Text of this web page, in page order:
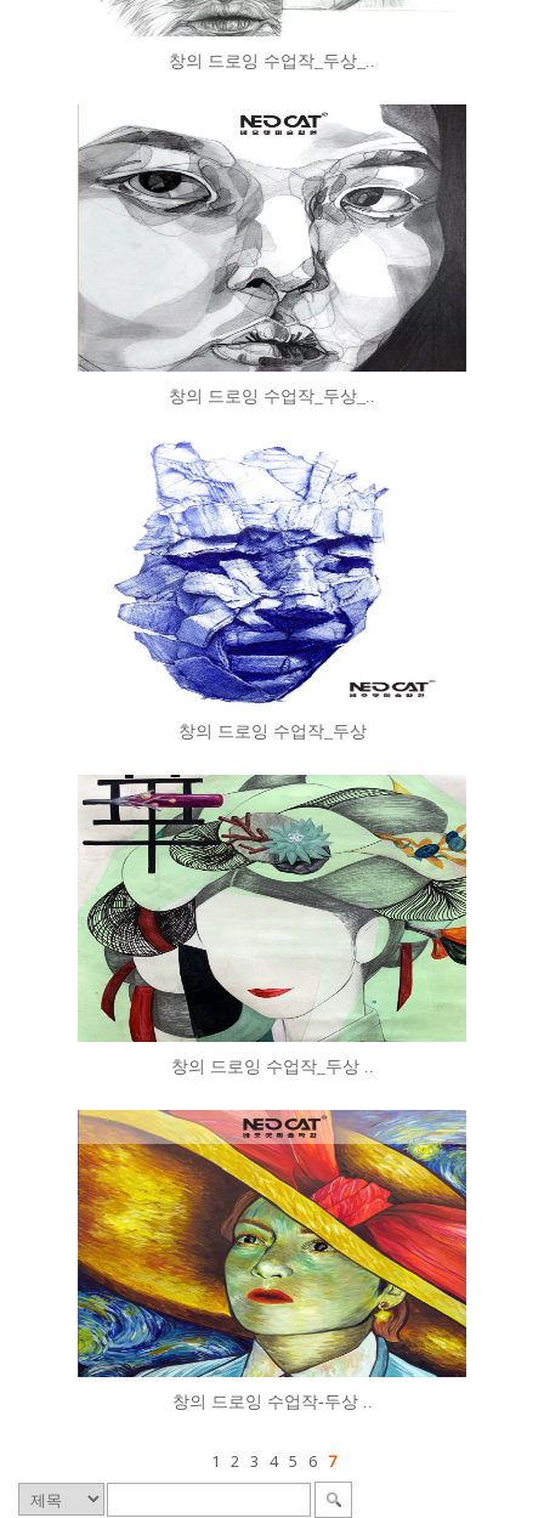
창의 드로잉 수업작_두상_..
창의 드로잉 수업작_두상_..
창의 드로잉 수업작_두상
창의 드로잉 수업작_두상 ..
창의 드로잉 수업작-두상 ..
1 2 3 4 5 6 7